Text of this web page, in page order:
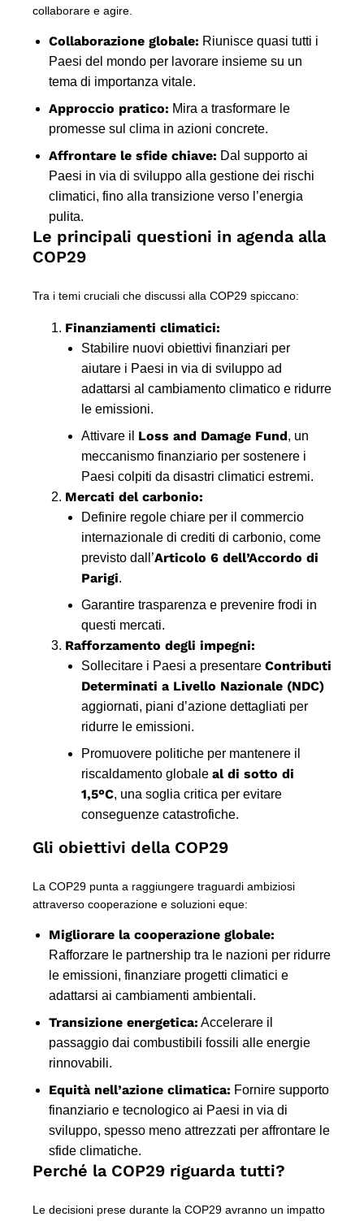
collaborare e agire.
Collaborazione globale: Riunisce quasi tutti i
Paesi del mondo per lavorare insieme su un
tema di importanza vitale.
Approccio pratico: Mira a trasformare le
promesse sul clima in azioni concrete.
Affrontare le sfide chiave: Dal supporto ai
Paesi in via di sviluppo alla gestione dei rischi
climatici, fino alla transizione verso l’energia
pulita.
Le principali questioni in agenda alla
COP29
Tra i temi cruciali che discussi alla COP29 spiccano:
Finanziamenti climatici:
Stabilire nuovi obiettivi finanziari per
aiutare i Paesi in via di sviluppo ad
adattarsi al cambiamento climatico e ridurre
le emissioni.
Attivare il Loss and Damage Fund, un
meccanismo finanziario per sostenere i
Paesi colpiti da disastri climatici estremi.
Mercati del carbonio:
Definire regole chiare per il commercio
internazionale di crediti di carbonio, come
previsto dall’Articolo 6 dell’Accordo di
Parigi.
Garantire trasparenza e prevenire frodi in
questi mercati.
Rafforzamento degli impegni:
Sollecitare i Paesi a presentare Contributi
Determinati a Livello Nazionale (NDC)
aggiornati, piani d’azione dettagliati per
ridurre le emissioni.
Promuovere politiche per mantenere il
riscaldamento globale al di sotto di
1,5°C, una soglia critica per evitare
conseguenze catastrofiche.
Gli obiettivi della COP29
La COP29 punta a raggiungere traguardi ambiziosi
attraverso cooperazione e soluzioni eque:
Migliorare la cooperazione globale:
Rafforzare le partnership tra le nazioni per ridurre
le emissioni, finanziare progetti climatici e
adattarsi ai cambiamenti ambientali.
Transizione energetica: Accelerare il
passaggio dai combustibili fossili alle energie
rinnovabili.
Equità nell’azione climatica: Fornire supporto
finanziario e tecnologico ai Paesi in via di
sviluppo, spesso meno attrezzati per affrontare le
sfide climatiche.
Perché la COP29 riguarda tutti?
Le decisioni prese durante la COP29 avranno un impatto